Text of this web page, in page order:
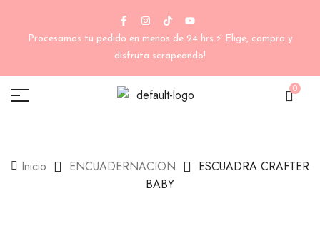
Procesamos tu pedido en menos de 24 hrs.⚡ Elige, compra y
disfruta scrapeando!
0
Inicio ENCUADERNACION
ESCUADRA CRAFTER
BABY